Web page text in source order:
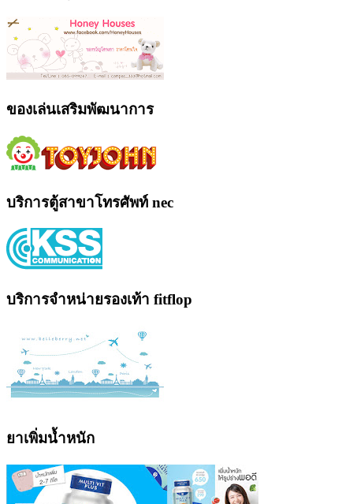
ของเล่นเสริมพัฒนาการ
บริการตู้สาขาโทรศัพท์ nec
บริการจำหน่ายรองเท้า fitflop
ยาเพิ่มน้ำหนัก